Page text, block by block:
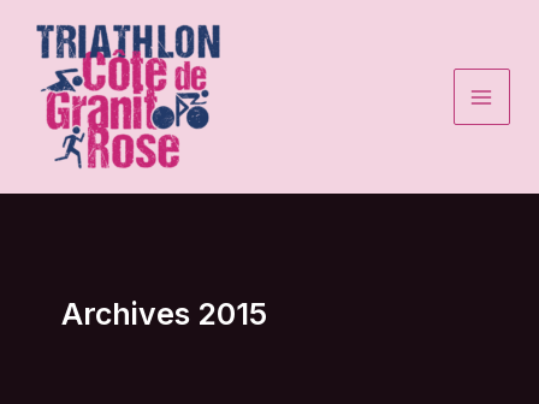
contenu
Archives 2015